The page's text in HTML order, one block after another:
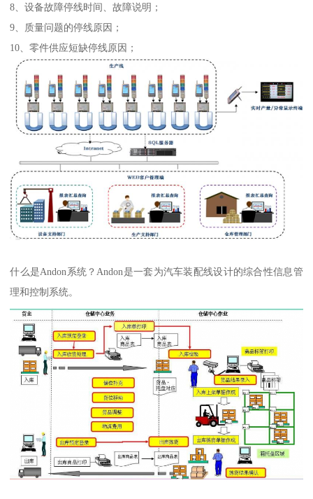
8、设备故障停线时间、故障说明；
9、质量问题的停线原因；
10、零件供应短缺停线原因；
什么是Andon系统？Andon是一套为汽车装配线设计的综合性信息管
理和控制系统。